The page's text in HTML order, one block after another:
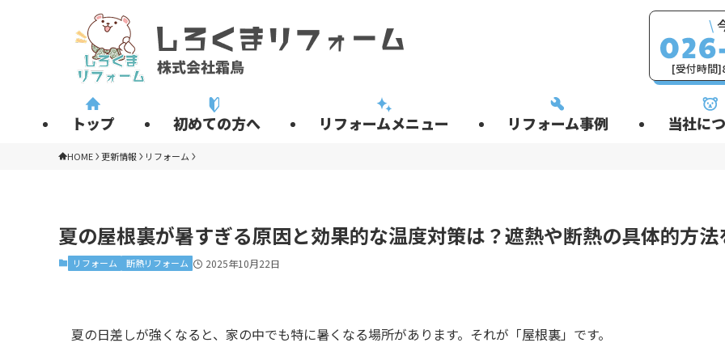
トップ 初めての方へ リフォームメニュー リフォーム事例 当社に
\
[受付時間
HOME 更新情報 リフォーム
夏の屋根裏が暑すぎる原因と効果的な温度対策は？遮熱や断熱の具体的方法
リフォーム 断熱リフォーム 2025年10月22日
夏の日差しが強くなると、家の中でも特に暑くなる場所があります。それが「屋根裏」です。